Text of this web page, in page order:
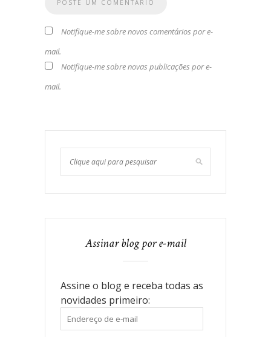
Notifique-me sobre novos comentários por e-
mail.
Notifique-me sobre novas publicações por e-
mail.
Assinar blog por e-mail
Assine o blog e receba todas as
novidades primeiro:
Endereço
de